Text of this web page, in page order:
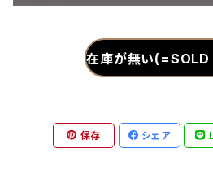
在庫が無い
保存 シェア